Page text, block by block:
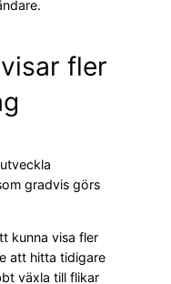
fler
gradvis görs
kunna visa fler
att hitta tidigare
växla till flikar